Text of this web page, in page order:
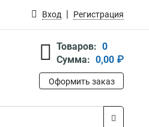
Вход Регистрация
Товаров: 0
Сумма: 0,00 ₽
Оформить заказ